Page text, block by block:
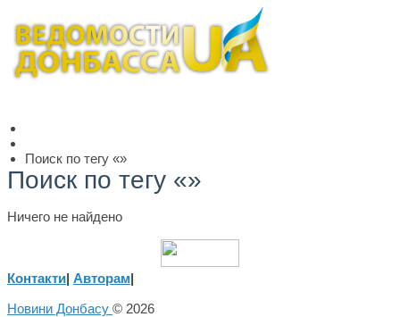
Поиск по тегу «»
Поиск по тегу «»
Ничего не найдено
Контакти| Авторам|
Новини Донбасу © 2026